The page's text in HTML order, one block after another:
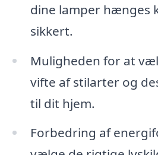
dine lamper hænges
sikkert.
Muligheden for at
vifte af stilarter og
til dit hjem.
Forbedring af